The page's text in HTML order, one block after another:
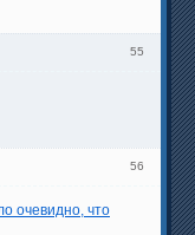
55
56
очевидно, что